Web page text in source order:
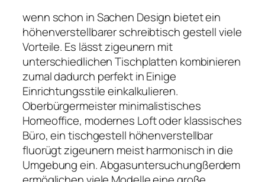
wenn schon in Sachen Design bietet ein
höhenverstellbarer schreibtisch gestell viele
Vorteile. Es lässt zigeunern mit
unterschiedlichen Tischplatten kombinieren
zumal dadurch perfekt in Einige
Einrichtungsstile einkalkulieren.
Oberbürgermeister minimalistisches
Homeoffice, modernes Loft oder klassisches
Büro, ein tischgestell höhenverstellbar
fluorügt zigeunern meist harmonisch in die
Umgebung ein. Abgasuntersuchungßerdem